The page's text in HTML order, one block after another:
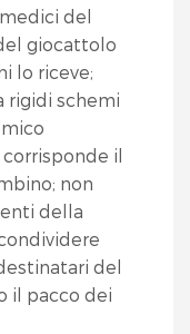
del
giocattolo
lo riceve;
rigidi schemi
il
non
della
del
il pacco dei